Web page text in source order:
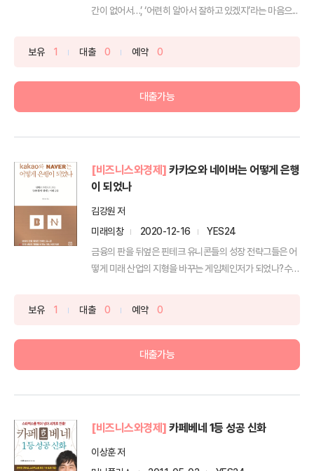
간이 없어서…’, ‘어련히 알아서 잘하고 있겠지’라는 마음으...
보유 1 대출 0 예약 0
대출가능
[비즈니스와경제] 카카오와 네이버는 어떻게 은행
이 되었나
김강원 저
미래의창
2020-12-16
YES24
금융의 판을 뒤엎은 핀테크 유니콘들의 성장 전략그들은 어
떻게 미래 산업의 지형을 바꾸는 게임체인저가 되었나?수십
보유 1 대출 0 예약 0
대출가능
[비즈니스와경제] 카페베네 1등 성공 신화
이상훈 저